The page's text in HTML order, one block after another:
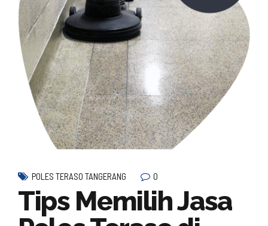
POLES TERASO TANGERANG 0
Tips Memilih Jasa